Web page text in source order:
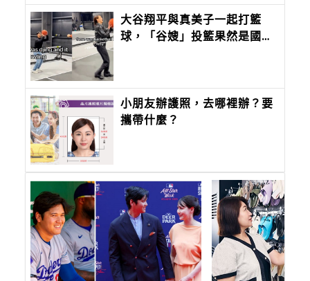
大谷翔平與真美子一起打籃
球，「谷嫂」投籃果然是國手
小朋友辦護照，去哪裡辦？要
攜帶什麼？